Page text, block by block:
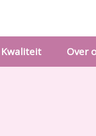
Kwaliteit Over